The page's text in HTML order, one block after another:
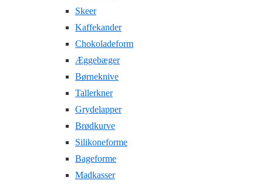
Skeer
Kaffekander
Chokoladeform
Æggebæger
Børneknive
Tallerkner
Grydelapper
Brødkurve
Silikoneforme
Bageforme
Madkasser